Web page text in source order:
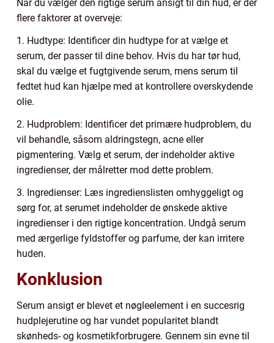
Når du vælger den rigtige serum ansigt til din hud, er der
flere faktorer at overveje:
1. Hudtype: Identificer din hudtype for at vælge et
serum, der passer til dine behov. Hvis du har tør hud,
skal du vælge et fugtgivende serum, mens serum til
fedtet hud kan hjælpe med at kontrollere overskydende
olie.
2. Hudproblem: Identificer det primære hudproblem, du
vil behandle, såsom aldringstegn, acne eller
pigmentering. Vælg et serum, der indeholder aktive
ingredienser, der målretter mod dette problem.
3. Ingredienser: Læs ingredienslisten omhyggeligt og
sørg for, at serumet indeholder de ønskede aktive
ingredienser i den rigtige koncentration. Undgå serum
med ærgerlige fyldstoffer og parfume, der kan irritere
huden.
Konklusion
Serum ansigt er blevet et nøgleelement i en succesrig
hudplejerutine og har vundet popularitet blandt
skønheds- og kosmetikforbrugere. Gennem sin evne til